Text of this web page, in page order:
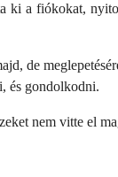
ki a fiókokat,
de
és gondolkodni.
nem vitte el